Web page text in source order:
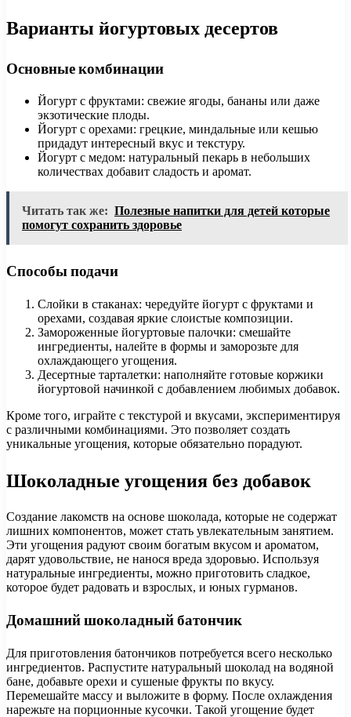
Варианты йогуртовых десертов
Основные комбинации
Йогурт с фруктами: свежие ягоды, бананы или даже
экзотические плоды.
Йогурт с орехами: грецкие, миндальные или кешью
придадут интересный вкус и текстуру.
Йогурт с медом: натуральный пекарь в небольших
количествах добавит сладость и аромат.
Читать так же: Полезные напитки для детей которые
помогут сохранить здоровье
Способы подачи
Слойки в стаканах: чередуйте йогурт с фруктами и
орехами, создавая яркие слоистые композиции.
Замороженные йогуртовые палочки: смешайте
ингредиенты, налейте в формы и заморозьте для
охлаждающего угощения.
Десертные тарталетки: наполняйте готовые коржики
йогуртовой начинкой с добавлением любимых добавок.
Кроме того, играйте с текстурой и вкусами, экспериментируя
с различными комбинациями. Это позволяет создать
уникальные угощения, которые обязательно порадуют.
Шоколадные угощения без добавок
Создание лакомств на основе шоколада, которые не содержат
лишних компонентов, может стать увлекательным занятием.
Эти угощения радуют своим богатым вкусом и ароматом,
дарят удовольствие, не нанося вреда здоровью. Используя
натуральные ингредиенты, можно приготовить сладкое,
которое будет радовать и взрослых, и юных гурманов.
Домашний шоколадный батончик
Для приготовления батончиков потребуется всего несколько
ингредиентов. Распустите натуральный шоколад на водяной
бане, добавьте орехи и сушеные фрукты по вкусу.
Перемешайте массу и выложите в форму. После охлаждения
нарежьте на порционные кусочки. Такой угощение будет